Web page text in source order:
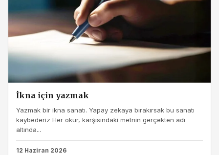
İkna için yazmak
Yazmak bir ikna sanatı. Yapay zekaya bırakırsak bu sanatı
kaybederiz Her okur, karşısındaki metnin gerçekten adı
altında...
12 Haziran 2026